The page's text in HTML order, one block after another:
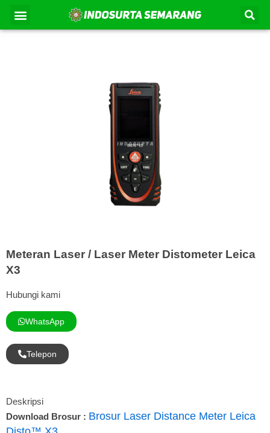
konten
Menu
Meteran Laser / Laser Meter Distometer Leica
X3
Hubungi kami
WhatsApp
Telepon
Deskripsi
Download Brosur : Brosur Laser Distance Meter Leica